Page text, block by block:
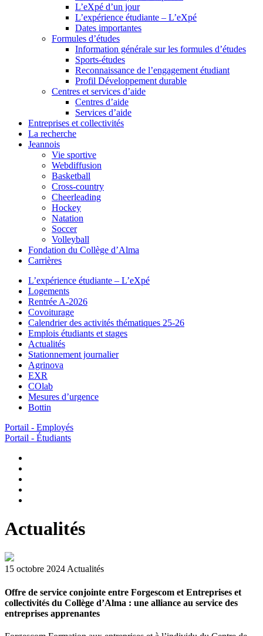
L’eXpé d’un jour
L’expérience étudiante – L’eXpé
Dates importantes
Formules d’études
Information générale sur les formules d’études
Sports-études
Reconnaissance de l’engagement étudiant
Profil Développement durable
Centres et services d’aide
Centres d’aide
Services d’aide
Entreprises et collectivités
La recherche
Jeannois
Vie sportive
Webdiffusion
Basketball
Cross-country
Cheerleading
Hockey
Natation
Soccer
Volleyball
Fondation du Collège d’Alma
Carrières
L’expérience étudiante – L’eXpé
Logements
Rentrée A-2026
Covoiturage
Calendrier des activités thématiques 25-26
Emplois étudiants et stages
Actualités
Stationnement journalier
Agrinova
EXR
COlab
Mesures d’urgence
Bottin
Portail - Employés
Portail - Étudiants
Actualités
15 octobre 2024Actualités
Offre de service conjointe entre Forgescom et Entreprises et
collectivités du Collège d’Alma : une alliance au service des
entreprises apprenantes